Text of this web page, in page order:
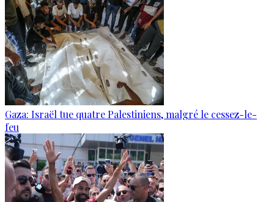
Gaza: Israël tue quatre Palestiniens, malgré le cessez-le-
feu